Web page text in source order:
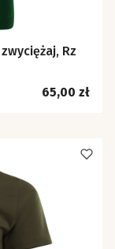
Rz
Cena
65,00 zł